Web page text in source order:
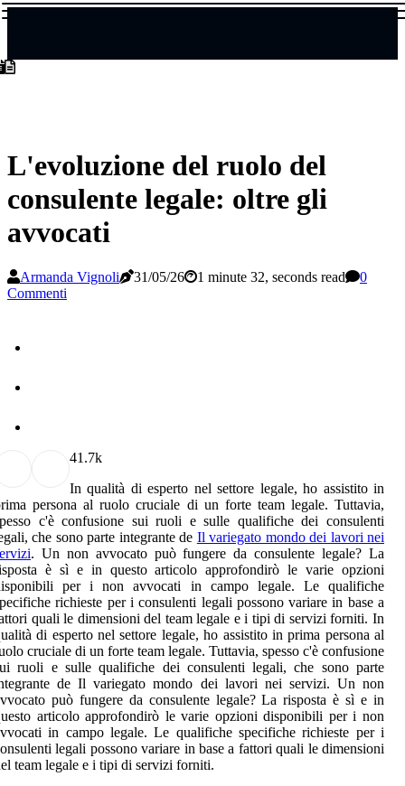
L'evoluzione del ruolo del
consulente legale: oltre gli
avvocati
Armanda Vignoli 31/05/26 1 minute 32, seconds read
0
Commenti
41.7k
In qualità di esperto nel settore legale, ho assistito in
persona al ruolo cruciale di un forte team legale. Tuttavia,
c'è confusione sui ruoli e sulle qualifiche dei consulenti
che sono parte integrante de Il variegato mondo dei lavori nei
. Un non avvocato può fungere da consulente legale? La
è sì e in questo articolo approfondirò le varie opzioni
per i non avvocati in campo legale. Le qualifiche
richieste per i consulenti legali possono variare in base a
quali le dimensioni del team legale e i tipi di servizi forniti. In
di esperto nel settore legale, ho assistito in prima persona al
cruciale di un forte team legale. Tuttavia, spesso c'è confusione
ruoli e sulle qualifiche dei consulenti legali, che sono parte
de Il variegato mondo dei lavori nei servizi. Un non
può fungere da consulente legale? La risposta è sì e in
articolo approfondirò le varie opzioni disponibili per i non
in campo legale. Le qualifiche specifiche richieste per i
legali possono variare in base a fattori quali le dimensioni
team legale e i tipi di servizi forniti.